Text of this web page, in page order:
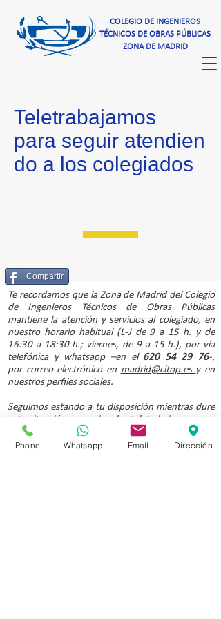
COLEGIO DE INGENIEROS
TÉCNICOS DE OBRAS PÚBLICAS
ZONA DE MADRID
Teletrabajamos
para seguir atendien
do a los colegiados
Compartir
Te recordamos que la Zona de Madrid del Colegio
de Ingenieros Técnicos de Obras Públicas
mantiene la atención y servicios al colegiado, en
nuestro horario habitual (L-J de 9 a 15 h. y de
16:30 a 18:30 h.; viernes, de 9 a 15 h.), por vía
telefónica y whatsapp –en el 620 54 29 76-,
por correo electrónico en madrid@citop.es y en
nuestros perfiles sociales.
Seguimos estando a tu disposición mientras dure
esta situación excepcional y teletrabajamos para
continuar ofreciéndote nuestros servicios,
particularmente aquellos que puedan resultar de
Phone Whatsapp Email Dirección